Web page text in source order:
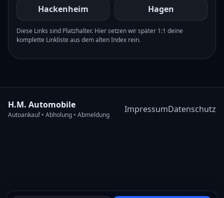
Hackenheim Hagen
Diese Links sind Platzhalter. Hier setzen wir später 1:1 deine
komplette Linkliste aus dem alten Index rein.
H.M. Automobile
Autoankauf • Abholung • Abmeldung
ImpressumDatenschutz